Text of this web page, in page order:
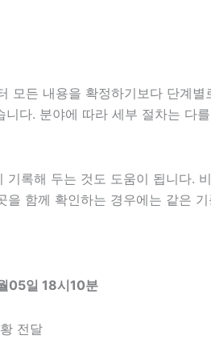
모든 내용을 확정하기보다 단계
다. 분야에 따라 세부 절차는 다
록해 두는 것도 도움이 됩니다.
함께 확인하는 경우에는 같은
05일 18시10분
전달